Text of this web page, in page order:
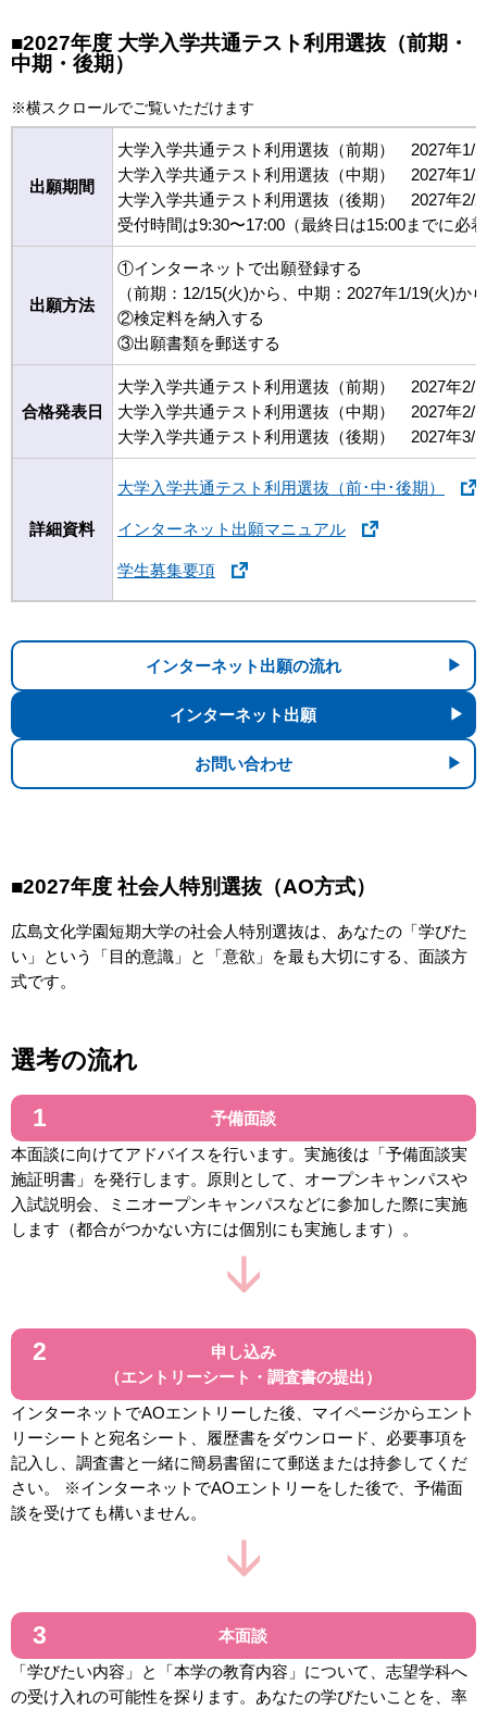
■2027年度 大学入学共通テスト利用選抜（前期・
中期・後期）
※横スクロールでご覧いただけます
出願期間
大学入学共通テスト利用選抜（前期） 2027年1/
大学入学共通テスト利用選抜（中期） 2027年1/
大学入学共通テスト利用選抜（後期） 2027年2/
受付時間は9:30〜17:00（最終日は15:00までに必
出願方法
①インターネットで出願登録する
（前期：12/15(火)から、中期：2027年1/19(火)
②検定料を納入する
③出願書類を郵送する
合格発表日
大学入学共通テスト利用選抜（前期） 2027年2/
大学入学共通テスト利用選抜（中期） 2027年2/
大学入学共通テスト利用選抜（後期） 2027年3/
詳細資料
大学入学共通テスト利用選抜（前･中･後期）
インターネット出願マニュアル
学生募集要項
インターネット出願の流れ
インターネット出願
お問い合わせ
■2027年度 社会人特別選抜（AO方式）
広島文化学園短期大学の社会人特別選抜は、あなたの「学びた
い」という「目的意識」と「意欲」を最も大切にする、面談方
式です。
選考の流れ
予備面談
本面談に向けてアドバイスを行います。実施後は「予備面談実
施証明書」を発行します。原則として、オープンキャンパスや
入試説明会、ミニオープンキャンパスなどに参加した際に実施
します（都合がつかない方には個別にも実施します）。
申し込み
（エントリーシート・調査書の提出）
インターネットでAOエントリーした後、マイページからエント
リーシートと宛名シート、履歴書をダウンロード、必要事項を
記入し、調査書と一緒に簡易書留にて郵送または持参してくだ
さい。 ※インターネットでAOエントリーをした後で、予備面
談を受けても構いません。
本面談
「学びたい内容」と「本学の教育内容」について、志望学科へ
の受け入れの可能性を探ります。あなたの学びたいことを、率